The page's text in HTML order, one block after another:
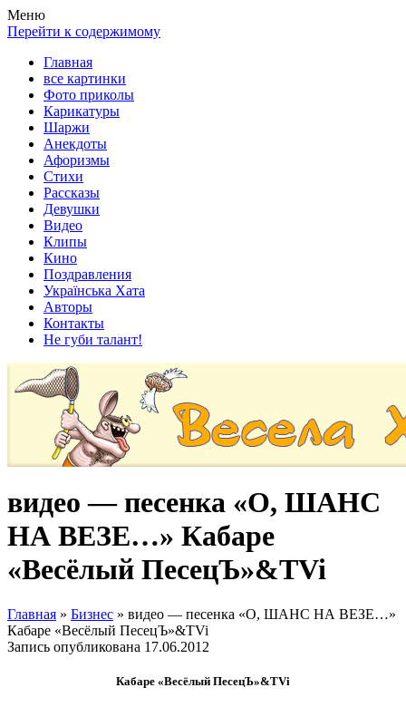
Весела хата — прикольные картинки, смешные истории,
клипы!
Покажем всем ваши фото приколы, карикатуры, шаржи, стихи,
рассказы, видео и песни!
Меню
Перейти к содержимому
Главная
все картинки
Фото приколы
Карикатуры
Шаржи
Анекдоты
Афоризмы
Стихи
Рассказы
Девушки
Видео
Клипы
Кино
Поздравления
Українська Хата
Авторы
Контакты
Не губи талант!
видео — песенка «О, ШАНС
НА ВЕЗЕ…» Кабаре
«Весёлый ПесецЪ»&TVi
Главная » Бизнес » видео — песенка «О, ШАНС НА ВЕЗЕ…»
Кабаре «Весёлый ПесецЪ»&TVi
Запись опубликована 17.06.2012
Кабаре «Весёлый ПесецЪ»&TVi